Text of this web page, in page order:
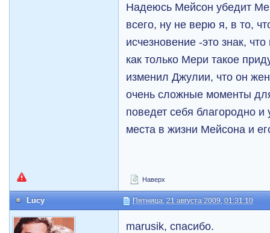
Надеюсь Мейсон убедит
всего, ну не верю я, в то,
исчезновение -это знак,
как только Мери такое
изменил Джулии, что он
очень сложные моменты
поведет себя благородно и
места в жизни Мейсона и
Наверх
Lucy Пятница, 21 августа 2009, 01:31:10
marusik, спасибо.